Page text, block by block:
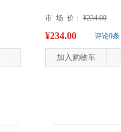
市 场 价： ¥234.00
评论0条
¥234.00
加入购物车